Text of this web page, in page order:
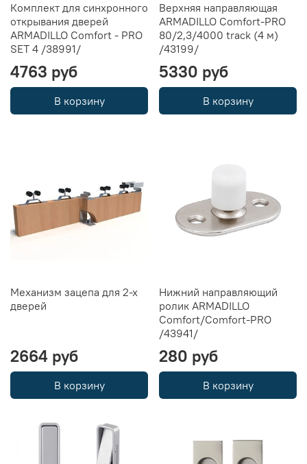
Комплект для синхронного
открывания дверей
ARMADILLO Comfort - PRO
SET 4 /38991/
4763 руб
В корзину
Верхняя направляющая
ARMADILLO Comfort-PRO
80/2,3/4000 track (4 м)
/43199/
5330 руб
В корзину
Механизм зацепа для 2-х
дверей
2664 руб
В корзину
Нижний направляющий
ролик ARMADILLO
Comfort/Comfort-PRO
/43941/
280 руб
В корзину